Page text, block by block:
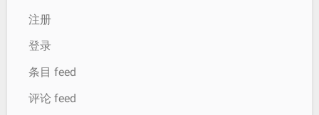
注册
登录
条目 feed
评论 feed